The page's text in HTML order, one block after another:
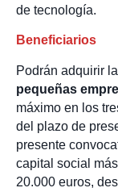
de tecnología.
Beneficiarios
Podrán adquirir
pequeñas
máximo en los
del plazo de
presente
capital social
20.000 euros,